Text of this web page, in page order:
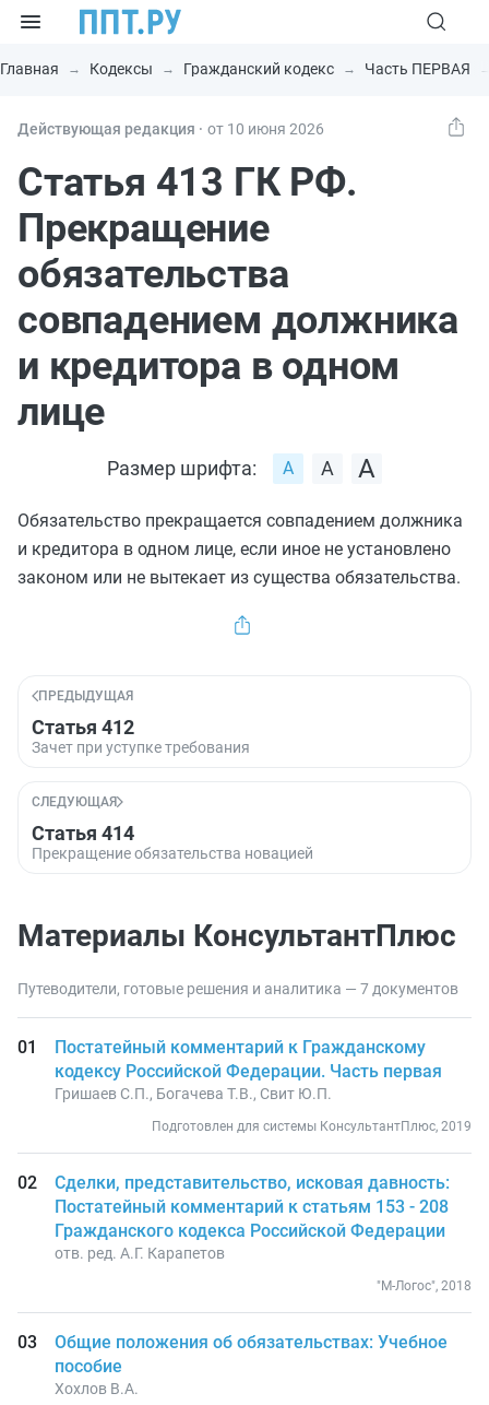
Главная Кодексы Гражданский кодекс Часть ПЕРВАЯ
Действующая редакция ⸱ от 10 июня 2026
Статья 413 ГК РФ.
Прекращение
обязательства
совпадением должника
и кредитора в одном
лице
Размер шрифта:
Обязательство прекращается совпадением должника
и кредитора в одном лице, если иное не установлено
законом или не вытекает из существа обязательства.
ПРЕДЫДУЩАЯ
Статья 412
Зачет при уступке требования
СЛЕДУЮЩАЯ
Статья 414
Прекращение обязательства новацией
Материалы КонсультантПлюс
Путеводители, готовые решения и аналитика — 7 документов
Постатейный комментарий к Гражданскому
кодексу Российской Федерации. Часть первая
Гришаев С.П., Богачева Т.В., Свит Ю.П.
Подготовлен для системы КонсультантПлюс, 2019
Сделки, представительство, исковая давность:
Постатейный комментарий к статьям 153 - 208
Гражданского кодекса Российской Федерации
отв. ред. А.Г. Карапетов
"М-Логос", 2018
Общие положения об обязательствах: Учебное
пособие
Хохлов В.А.